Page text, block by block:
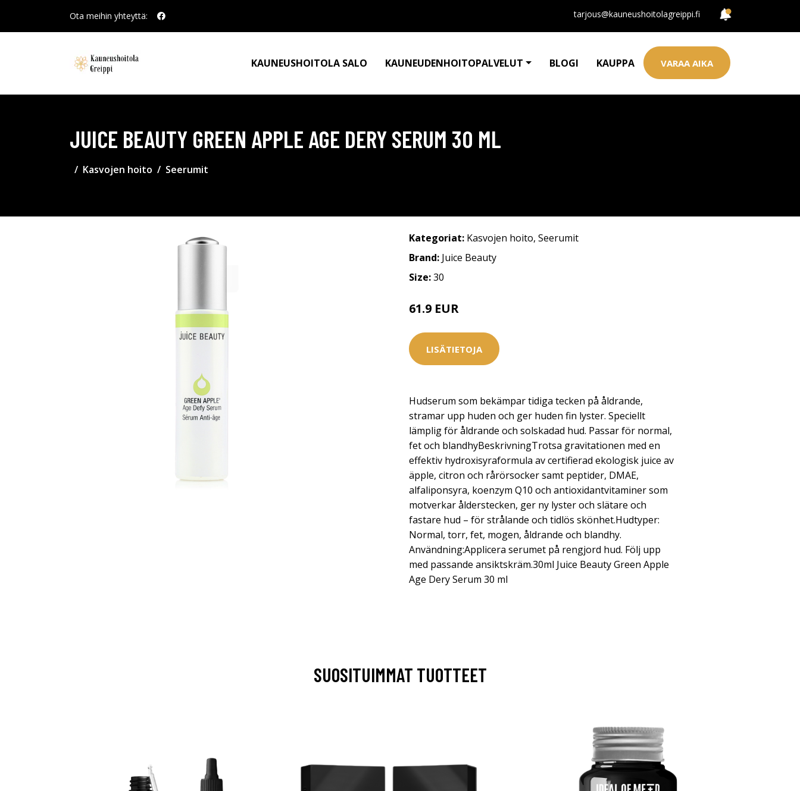
Ota meihin yhteyttä: tarjous@kauneushoitolagreippi.fi
KAUNEUSHOITOLA SALO KAUNEUDENHOITOPALVELUT BLOGI KAUPPA VARAA AIKA
JUICE BEAUTY GREEN APPLE AGE DERY SERUM 30 ML
Kasvojen hoito Seerumit
Kategoriat: Kasvojen hoito, Seerumit
Brand: Juice Beauty
Size:30
61.9 EUR
LISÄTIETOJA
Hudserum som bekämpar tidiga tecken på åldrande,
stramar upp huden och ger huden fin lyster. Speciellt
lämplig för åldrande och solskadad hud. Passar för normal,
fet och blandhyBeskrivningTrotsa gravitationen med en
effektiv hydroxisyraformula av certifierad ekologisk juice av
äpple, citron och rårörsocker samt peptider, DMAE,
alfaliponsyra, koenzym Q10 och antioxidantvitaminer som
motverkar ålderstecken, ger ny lyster och slätare och
fastare hud – för strålande och tidlös skönhet.Hudtyper:
Normal, torr, fet, mogen, åldrande och blandhy.
Användning:Applicera serumet på rengjord hud. Följ upp
med passande ansiktskräm.30ml Juice Beauty Green Apple
Age Dery Serum 30 ml
SUOSITUIMMAT TUOTTEET